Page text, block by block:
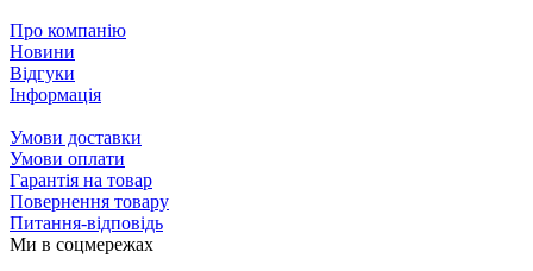
Про компанію
Новини
Відгуки
Інформація
Умови доставки
Умови оплати
Гарантія на товар
Повернення товару
Питання-відповідь
Ми в соцмережах